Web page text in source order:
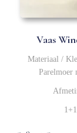
Vaas
Materiaal /
Parelmoer